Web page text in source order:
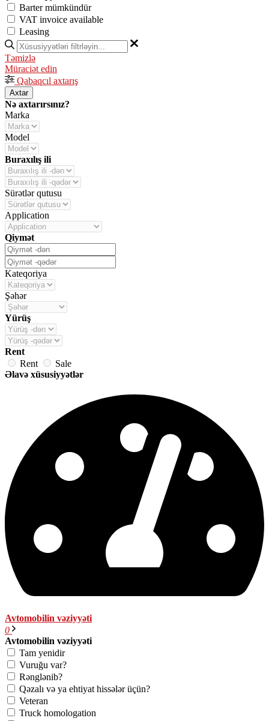
Barter mümkündür
VAT invoice available
Leasing
Təmizlə
Müraciət edin
Qabaqcıl axtarış
Axtar
Nə axtarırsınız?
Marka
Model
Buraxılış ili
Sürətlər qutusu
Application
Qiymət
Kateqoriya
Şəhər
Yürüş
Rent
Rent
Sale
Əlavə xüsusiyyətlər
Avtomobilin vəziyyəti
0
Avtomobilin vəziyyəti
Tam yenidir
Vuruğu var?
Rənglənib?
Qəzalı və ya ehtiyat hissələr üçün?
Veteran
Truck homologation